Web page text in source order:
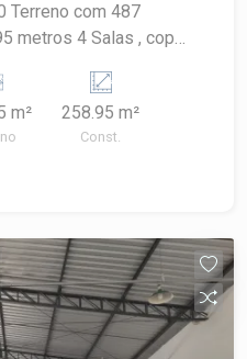
m² 258.95 m²
Const.